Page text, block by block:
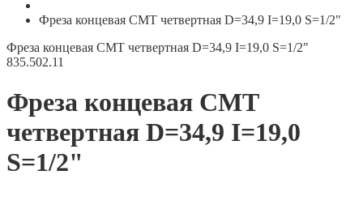
Фреза концевая CMT четвертная D=34,9 I=19,0 S=1/2"
Фреза концевая CMT четвертная D=34,9 I=19,0 S=1/2"
835.502.11
Фреза концевая CMT
четвертная D=34,9 I=19,0
S=1/2"